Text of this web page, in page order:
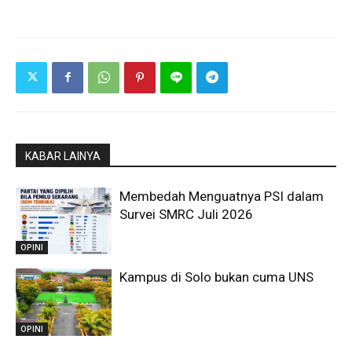
KABAR LAINYA
OPINI
Membedah Menguatnya PSI dalam
Survei SMRC Juli 2026
OPINI
Kampus di Solo bukan cuma UNS